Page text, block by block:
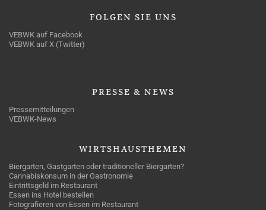
FOLGEN SIE UNS
VEBWK auf Facebook
VEBWK auf X (Twitter)
PRESSE & NEWS
Pressemitteilungen
VEBWK-News
WIRTSHAUSTHEMEN
Biergarten, Gastgarten oder traditioneller Biergarten?
Cannabiskonsum in der Gastronomie
Eintrittsgeld im Restaurant
Essen ins Hotel bestellen
Fotografieren von Essen im Restaurant